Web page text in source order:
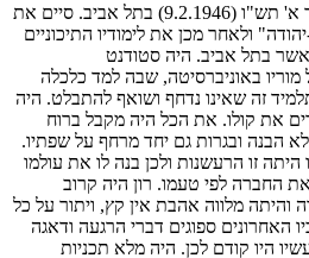
בן דויד וסלי. נולד ביום ח' באדר א' תש"ו (9.2.1946) בתל אביב. סיים את
ולאחר מכן את לימודיו התיכוניים
אשר בתל אביב. היה סטודנט
באוניברסיטה, שבה למד כלכלה
זה שאינו נדחף ושואף להתבלט. היה
את קולו. את הכל היה מקבל ברוח
הבנה ובגרות גם יחד מרחף על שפתיו.
זו הרעשנות ולכן בנה לו את עולמו
החברה לפי טעמו. רון היה קרוב
והיתה מלווה אהבת אין קץ, ויתור על כל
האחרונים ספוגים דברי הרגעה ודאגה
היו קודם לכן. היה מלא תכניות